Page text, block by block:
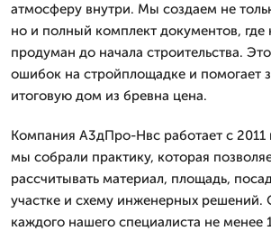
атмосферу внутри. Мы создаем не
но и полный комплект документов, где
продуман до начала строительства.
ошибок на стройплощадке и помогает
итоговую дом из бревна цена.
Компания А3дПро-Нвс работает с 2011
мы собрали практику, которая
рассчитывать материал, площадь,
участке и схему инженерных решений.
каждого нашего специалиста не менее